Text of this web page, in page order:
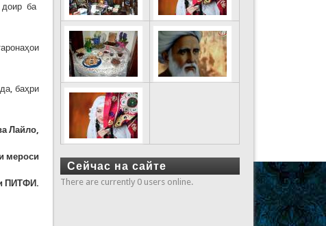
доир ба
баҳри
Лайло,
мероси
ПИТФИ.
Сейчас на сайте
There are currently 0 users online.